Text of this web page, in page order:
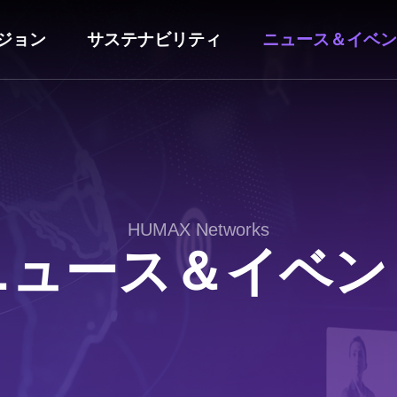
ョン サステナビリティ ニュース＆イベ
HUMAX Networks
ース＆イベ